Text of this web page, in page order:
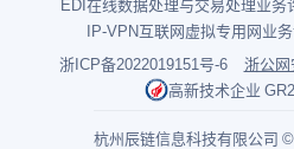
IP-VPN互联网虚拟专用网业
浙ICP备2022019151号-6
浙公网
高新技术企业
杭州辰链信息科技有限公司